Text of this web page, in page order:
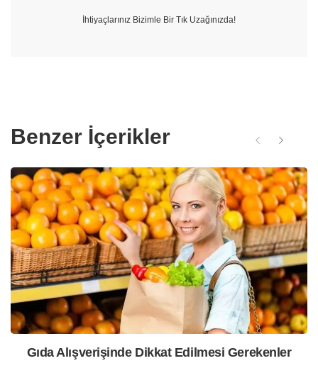
İhtiyaçlarınız Bizimle Bir Tık Uzağınızda!
Benzer İçerikler
Gıda Alışverişinde Dikkat Edilmesi Gerekenler